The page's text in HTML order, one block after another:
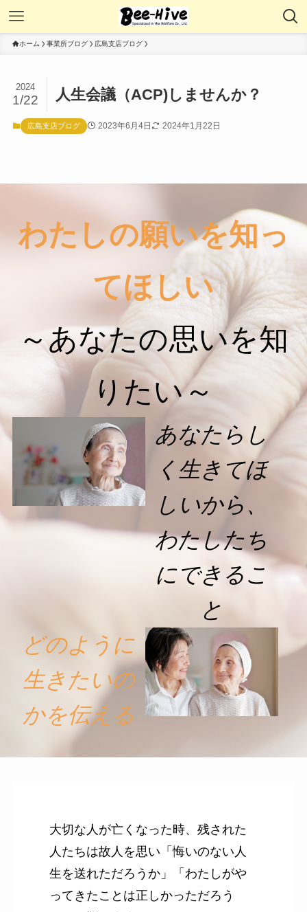
ホーム 事業所ブログ 広島支店ブログ
人生会議（ACP)しませんか？
2024
1/22
広島支店ブログ 2023年6月4日 2024年1月22日
わたしの願いを知っ
てほしい
～あなたの思いを知
りたい～
あなたらし
く生きてほ
しいから、
わたしたち
にできるこ
と
どのように
生きたいの
かを伝える
大切な人が亡くなった時、残された
人たちは故人を思い「悔いのない人
生を送れただろうか」「わたしがや
ってきたことは正しかっただろう